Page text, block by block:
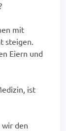
mit
steigen.
Eiern und
ist
wir den